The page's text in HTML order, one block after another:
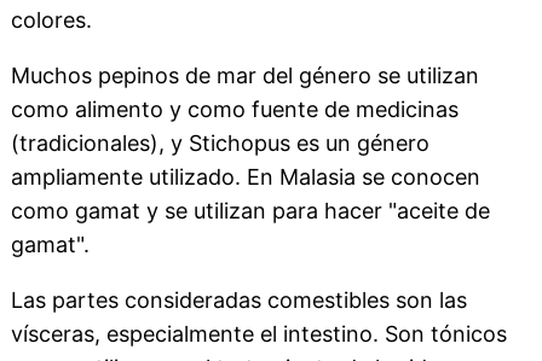
colores.
Muchos pepinos de mar del género se utilizan
como alimento y como fuente de medicinas
(tradicionales), y Stichopus es un género
ampliamente utilizado. En Malasia se conocen
como gamat y se utilizan para hacer "aceite de
gamat".
Las partes consideradas comestibles son las
vísceras, especialmente el intestino. Son tónicos